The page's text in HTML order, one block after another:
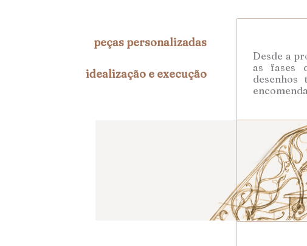
peças personalizadas
idealização e execução
Desde a
as fases
desenhos